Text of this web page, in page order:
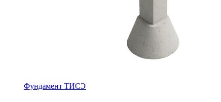
Фундамент ТИСЭ